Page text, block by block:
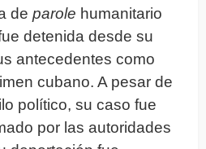
de parole humanitario
detenida desde su
antecedentes como
cubano. A pesar de
político, su caso fue
por las autoridades